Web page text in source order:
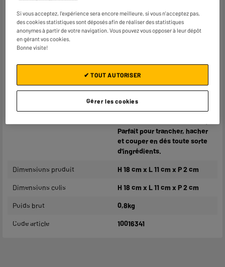
Type de produit Couteaux
Coloris
Matière principale Inox
complémentaires
cm
Manche soft touch couleur
(au choix en magasin,
Parfait pour trancher, hacher
et couper en dés toute sorte
d'ingrédients.
Dimensions produit H 18 cm x L 11 cm x P 2 cm
Dimensions colis H 18 cm x L 11 cm x P 2 cm
Poids brut 0,8kg
Code article 10016341
Si vous acceptez, l'expérience sera encore meilleure, si vous n'acceptez pas,
des cookies statistiques sont déposés afin de réaliser des statistiques
anonymes à partir de votre navigation. Vous pouvez vous opposer à leur dépôt
en gérant vos cookies.
Bonne visite!
Gérer les cookies
✔ TOUT AUTORISER